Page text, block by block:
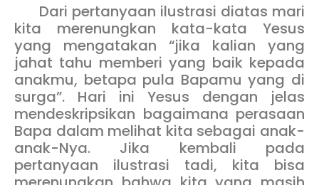
Dari pertanyaan ilustrasi diatas mari
kita merenungkan kata-kata Yesus
yang mengatakan “jika kalian yang
jahat tahu memberi yang baik kepada
anakmu, betapa pula Bapamu yang di
surga”. Hari ini Yesus dengan jelas
mendeskripsikan bagaimana perasaan
Bapa dalam melihat kita sebagai anak-
anak-Nya. Jika kembali pada
pertanyaan ilustrasi tadi, kita bisa